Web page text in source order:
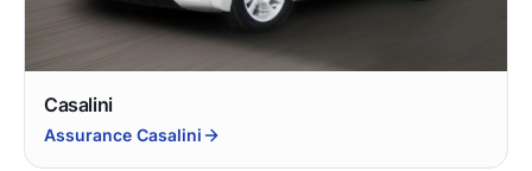
Casalini
Assurance Casalini